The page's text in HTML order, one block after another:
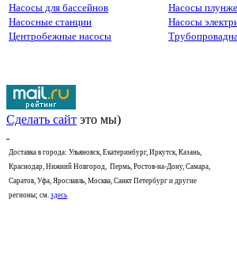
Насосы для бассейнов
Насосные станции
Центробежные насосы
Насосы
Насосы
Сделать сайт это мы)
Доставка в города: Ульяновск, Екатеринбург, Иркутск, Казань,
Краснодар, Нижний Новгород, Пермь, Ростов-на-Дону, Самара,
Саратов, Уфа, Ярославль, Москва, Санкт Петербург и другие
регионы; см. здесь